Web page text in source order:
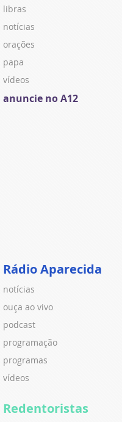
libras
notícias
orações
papa
vídeos
anuncie no A12
Rádio Aparecida
notícias
ouça ao vivo
podcast
programação
programas
vídeos
Redentoristas